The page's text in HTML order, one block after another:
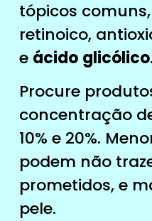
tópicos
retinoico,
e ácido glicólico.
Procure
concentração
10% e 20%.
podem não
prometidos, e
pele.